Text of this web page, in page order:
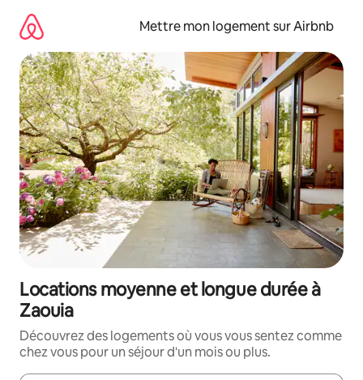
directement
contenu
Mettre mon logement sur Airbnb
Locations moyenne et longue durée à
Zaouia
Découvrez des logements où vous vous sentez comme
chez vous pour un séjour d'un mois ou plus.